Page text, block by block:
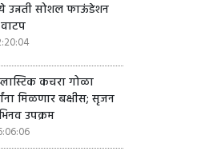
उन्नती सोशल फाऊंडेशन
कचरा गोळा
मिळणार बक्षीस; सृजन
उपक्रम